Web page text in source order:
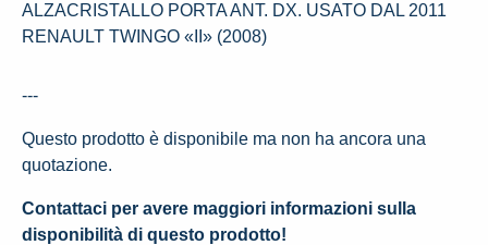
ALZACRISTALLO PORTA ANT. DX. USATO DAL 2011
RENAULT TWINGO «II» (2008)
---
Questo prodotto è disponibile ma non ha ancora una
quotazione.
Contattaci per avere maggiori informazioni sulla
disponibilità di questo prodotto!